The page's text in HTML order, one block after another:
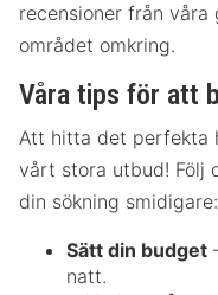
recensioner från våra
området omkring.
Våra tips för att
Att hitta det perfekta
vårt stora utbud! Följ
din sökning smidigare:
Sätt din budget
natt.